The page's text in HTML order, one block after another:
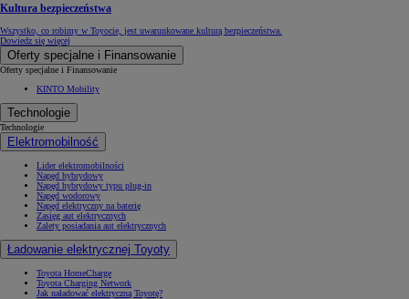
Kultura bezpieczeństwa
Wszystko, co robimy w Toyocie, jest uwarunkowane kulturą bezpieczeństwa.
Dowiedz się więcej
Oferty specjalne i Finansowanie
Oferty specjalne i Finansowanie
KINTO Mobility
Technologie
Technologie
Elektromobilność
Lider elektromobilności
Napęd hybrydowy
Napęd hybrydowy typu plug-in
Napęd wodorowy
Napęd elektryczny na baterię
Zasięg aut elektrycznych
Zalety posiadania aut elektrycznych
Ładowanie elektrycznej Toyoty
Toyota HomeCharge
Toyota Charging Network
Jak naładować elektryczną Toyotę?